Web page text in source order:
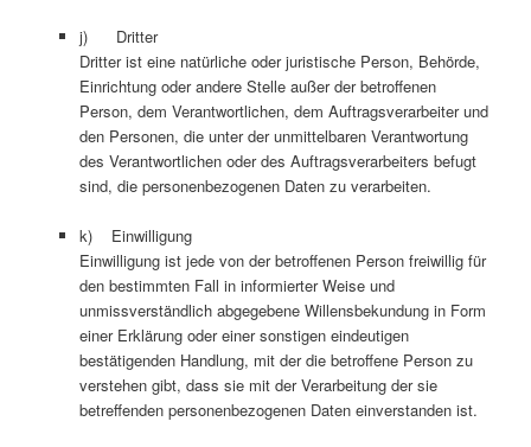
j) Dritter
Dritter ist eine natürliche oder juristische Person, Behörde,
Einrichtung oder andere Stelle außer der betroffenen
Person, dem Verantwortlichen, dem Auftragsverarbeiter und
den Personen, die unter der unmittelbaren Verantwortung
des Verantwortlichen oder des Auftragsverarbeiters befugt
sind, die personenbezogenen Daten zu verarbeiten.
k) Einwilligung
Einwilligung ist jede von der betroffenen Person freiwillig für
den bestimmten Fall in informierter Weise und
unmissverständlich abgegebene Willensbekundung in Form
einer Erklärung oder einer sonstigen eindeutigen
bestätigenden Handlung, mit der die betroffene Person zu
verstehen gibt, dass sie mit der Verarbeitung der sie
betreffenden personenbezogenen Daten einverstanden ist.